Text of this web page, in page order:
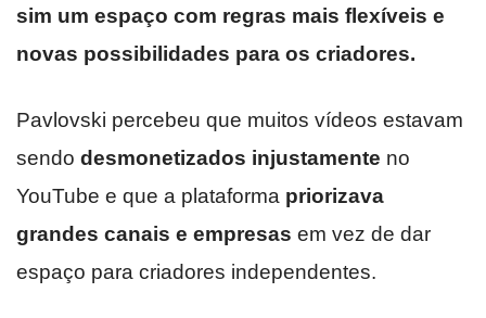
sim um espaço com regras mais flexíveis e
novas possibilidades para os criadores.
Pavlovski percebeu que muitos vídeos estavam
sendo desmonetizados injustamente no
YouTube e que a plataforma priorizava
grandes canais e empresas em vez de dar
espaço para criadores independentes.